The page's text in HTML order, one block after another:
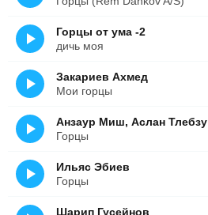
Горцы от ума -2
дичь моя
Закариев Ахмед
Мои горцы
Анзаур Миш, Аслан Тлебзу
Горцы
Ильяс Эбиев
Горцы
Шарип Гусейнов